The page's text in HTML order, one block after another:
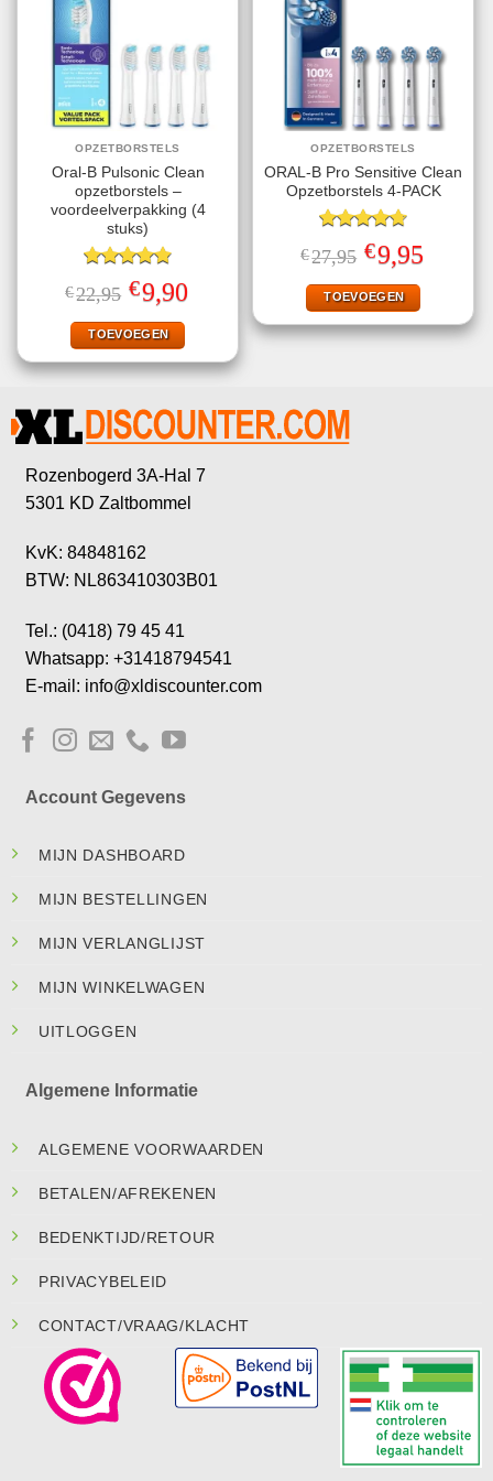
OPZETBORSTELS
Oral-B Pulsonic Clean
opzetborstels –
voordeelverpakking (4
stuks)
Gewaardeerd
4.87uit 5
€22,95 Oorspronkelijke
prijs
was:
€22,95.
€9,90Huidige
prijs
TOEVOEGEN
OPZETBORSTELS
ORAL-B Pro Sensitive Clean
Opzetborstels 4-PACK
Gewaardeerd
4.75uit 5
€27,95 Oorspronkelijke
prijs
was:
€27,95.
€9,95prijs
TOEVOEGEN
Rozenbogerd 3A-Hal 7
5301 KD Zaltbommel
KvK: 84848162
BTW: NL863410303B01
Tel.: (0418) 79 45 41
Whatsapp: +31418794541
E-mail: info@xldiscounter.com
Account Gegevens
MIJN DASHBOARD
MIJN BESTELLINGEN
MIJN VERLANGLIJST
MIJN WINKELWAGEN
UITLOGGEN
Algemene Informatie
ALGEMENE VOORWAARDEN
BETALEN/AFREKENEN
BEDENKTIJD/RETOUR
PRIVACYBELEID
CONTACT/VRAAG/KLACHT